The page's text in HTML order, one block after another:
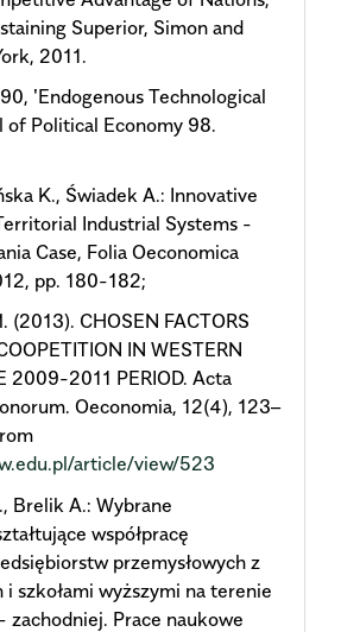
Superior, Simon and
2011.
'Endogenous Technological
of Political Economy 98.
K., Świadek A.: Innovative
Industrial Systems -
Case, Folia Oeconomica
pp. 180-182;
(2013). CHOSEN FACTORS
IN WESTERN
2009-2011 PERIOD. Acta
Oeconomia, 12(4), 123–
article/view/523
Brelik A.: Wybrane
współpracę
przemysłowych z
szkołami wyższymi na terenie
zachodniej. Prace naukowe